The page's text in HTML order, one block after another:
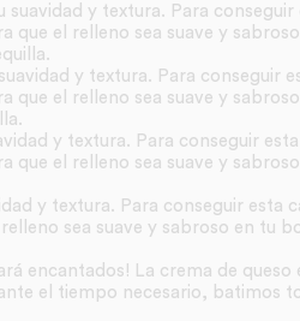
y textura. Para
el relleno sea suave y
y textura. Para conseguir
el relleno sea suave y
y textura. Para conseguir
el relleno sea suave y
y textura. Para conseguir esta
sea suave y sabroso en tu
encantados! La crema de queso
el tiempo necesario, batimos